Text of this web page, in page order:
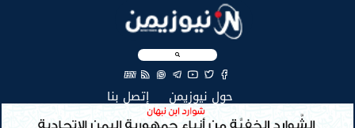
EN
حول نيوزيمن إتصل بنا
جميع الحقوق محفوظة لنيوزيمن © 2026